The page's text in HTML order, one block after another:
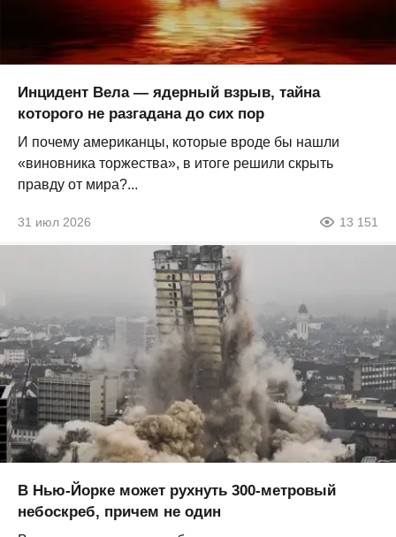
Инцидент Вела — ядерный взрыв, тайна
которого не разгадана до сих пор
И почему американцы, которые вроде бы нашли
«виновника торжества», в итоге решили скрыть
правду от мира?...
31 июл 2026 13 151
В Нью-Йорке может рухнуть 300-метровый
небоскреб, причем не один